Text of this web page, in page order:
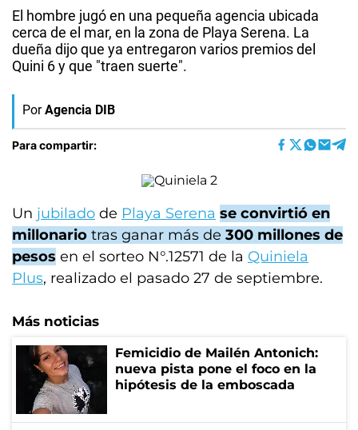
El hombre jugó en una pequeña agencia ubicada
cerca de el mar, en la zona de Playa Serena. La
dueña dijo que ya entregaron varios premios del
Quini 6 y que "traen suerte".
Por Agencia DIB
Para compartir:
Un jubilado de Playa Serena se convirtió en
millonario tras ganar más de 300 millones de
pesos en el sorteo N°.12571 de la Quiniela
Plus, realizado el pasado 27 de septiembre.
Más noticias
Femicidio de Mailén Antonich:
nueva pista pone el foco en la
hipótesis de la emboscada